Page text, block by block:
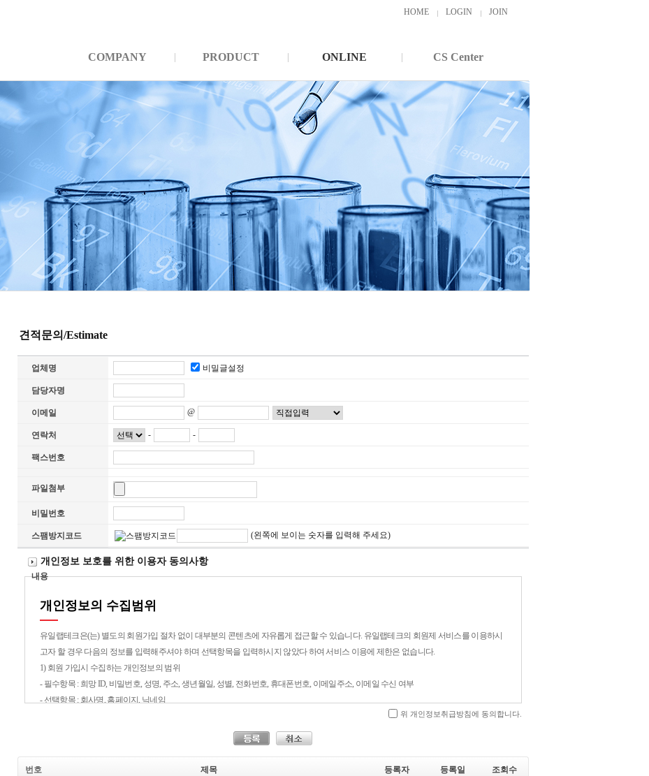
HOME LOGIN JOIN
COMPANY PRODUCT ONLINE CS Center
견적문의/Estimate
업체명 비밀글설정
담당자명
이메일 @
연락처 - -
팩스번호
내용
파일첨부
비밀번호
스팸방지코드 (왼쪽에 보이는 숫자를 입력해 주세요)
개인정보 보호를 위한 이용자 동의사항
개인정보의 수집범위
유일랩테크은(는) 별도의 회원가입 절차 없이 대부분의 콘텐츠에 자유롭게 접근할 수 있습니다. 유일랩테크의 회원제 서비스를 이용하시
고자 할 경우 다음의 정보를 입력해주셔야 하며 선택항목을 입력하시지 않았다 하여 서비스 이용에 제한은 없습니다.
1) 회원 가입시 수집하는 개인정보의 범위
- 필수항목 : 희망 ID, 비밀번호, 성명, 주소, 생년월일, 성별, 전화번호, 휴대폰번호, 이메일주소, 이메일 수신 여부
- 선택항목 : 회사명, 홈페이지, 닉네임
① 유일랩테크은(는) 회원님께 최대한으로 최적화되고 맞춤화된 서비스를 제공하기 위하여 다음과 같은 목적으로 개인정보를 수집하고
위 개인정보취급방침에 동의합니다.
번호 제목 등록자 등록일 조회수